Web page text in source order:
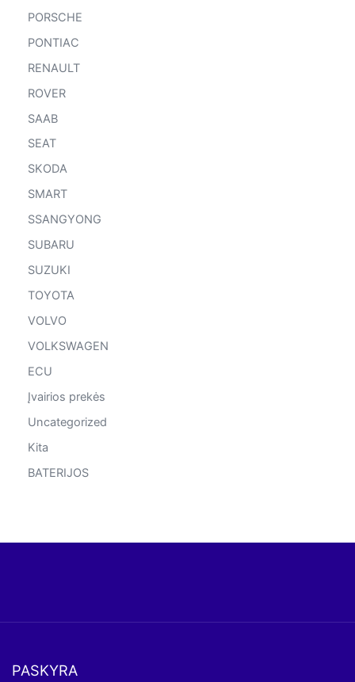
PORSCHE
PONTIAC
RENAULT
ROVER
SAAB
SEAT
SKODA
SMART
SSANGYONG
SUBARU
SUZUKI
TOYOTA
VOLVO
VOLKSWAGEN
ECU
Įvairios prekės
Uncategorized
Kita
BATERIJOS
PASKYRA